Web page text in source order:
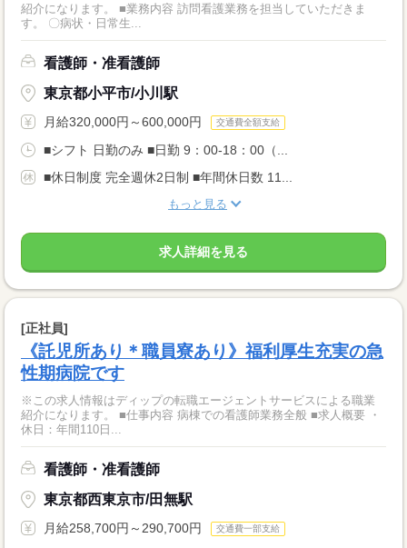
紹介になります。 ■業務内容 訪問看護業務を担当していただきま
す。 〇病状・日常生...
看護師・准看護師
東京都小平市/小川駅
月給320,000円～600,000円 交通費全額支給
■シフト 日勤のみ ■日勤 9：00-18：00（...
■休日制度 完全週休2日制 ■年間休日数 11...
もっと見る
求人詳細を見る
[正社員]
《託児所あり＊職員寮あり》福利厚生充実の急
性期病院です
※この求人情報はディップの転職エージェントサービスによる職業
紹介になります。 ■仕事内容 病棟での看護師業務全般 ■求人概要 ・
休日：年間110日...
看護師・准看護師
東京都西東京市/田無駅
月給258,700円～290,700円 交通費一部支給